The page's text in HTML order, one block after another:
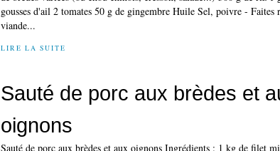
gousses d'ail 2 tomates 50 g de gingembre Huile Sel, poivre - Faites
viande...
LIRE LA SUITE
Sauté de porc aux brèdes et
oignons
Sauté de porc aux brèdes et aux oignons Ingrédients : 1 kg de filet